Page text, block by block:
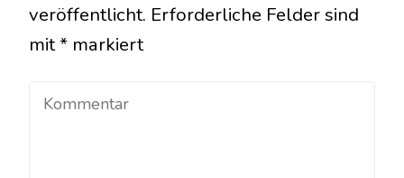
veröffentlicht. Erforderliche Felder sind
mit* markiert